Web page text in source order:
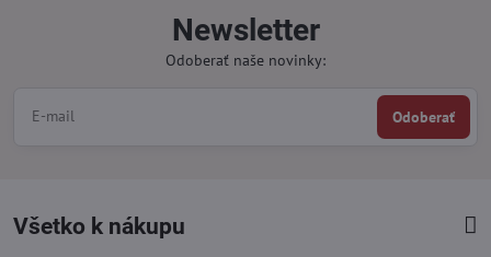
Newsletter
Odoberať naše novinky:
Odoberať
Všetko k nákupu